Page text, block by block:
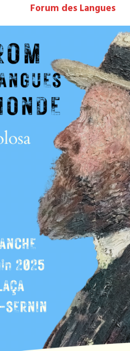
Forum des Langues